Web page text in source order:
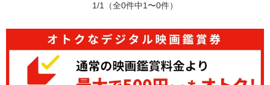
1/1 （全0件中1〜0件）